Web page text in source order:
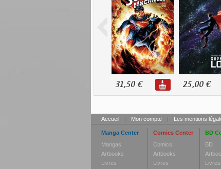
31,50 € 25,00 €
Accueil | Mon compte | Les mentions
Manga Center
Mangas
Artbooks
Livres
Comics Center
Comics
Artbooks
Livres
BD
BD
Livres